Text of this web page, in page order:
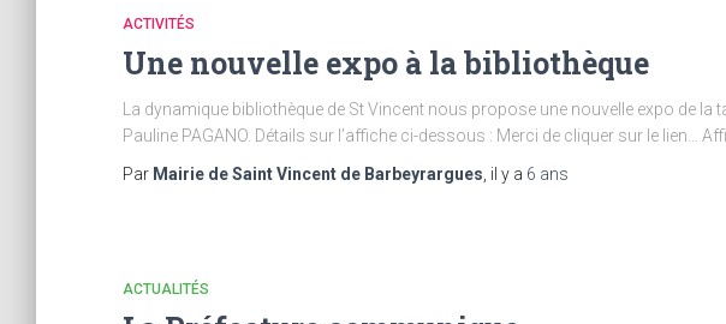
ACTIVITÉS
Une nouvelle expo à la bibliothèque
La dynamique bibliothèque de St Vincent nous propose une nouvelle expo de la
Pauline PAGANO. Détails sur l’affiche ci-dessous : Merci de cliquer sur le lien…
Par Mairie de Saint Vincent de Barbeyrargues , il y a 6 ans
ACTUALITÉS